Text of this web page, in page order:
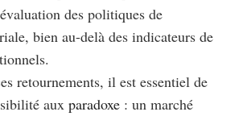
des politiques de
bien au-delà des indicateurs de
retournements, il est essentiel de
aux paradoxe : un marché